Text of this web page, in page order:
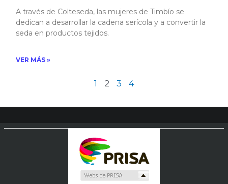
A través de Colteseda, las mujeres de Timbío se
dedican a desarrollar la cadena serícola y a convertir la
seda en productos tejidos.​
VER MÁS »
1 2 3 4